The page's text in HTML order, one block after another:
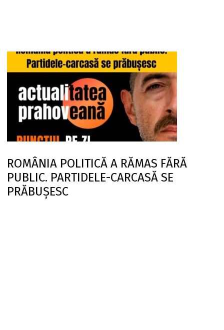
ROMÂNIA POLITICĂ A RĂMAS FĂRĂ
PUBLIC. PARTIDELE-CARCASĂ SE
PRĂBUȘESC